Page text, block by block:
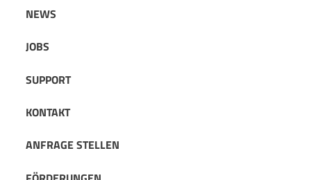
NEWS
JOBS
SUPPORT
KONTAKT
ANFRAGE STELLEN